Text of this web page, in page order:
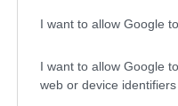
I want to allow Google
I want to allow Google
web or device identifiers